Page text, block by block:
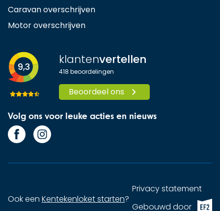
Caravan overschrijven
Motor overschrijven
9,3 klantenvertellen
418 beoordelingen
Beoordeel ons
Volg ons voor leuke acties en nieuws
Ook een Kentekenloket starten?
Privacy statement
Gebouwd doorEF2